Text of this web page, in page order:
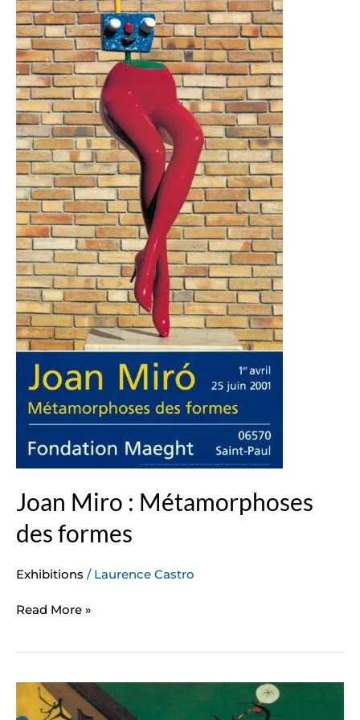
Joan Miro : Métamorphoses
des formes
Exhibitions / Laurence Castro
Read More »
Joan
Miró